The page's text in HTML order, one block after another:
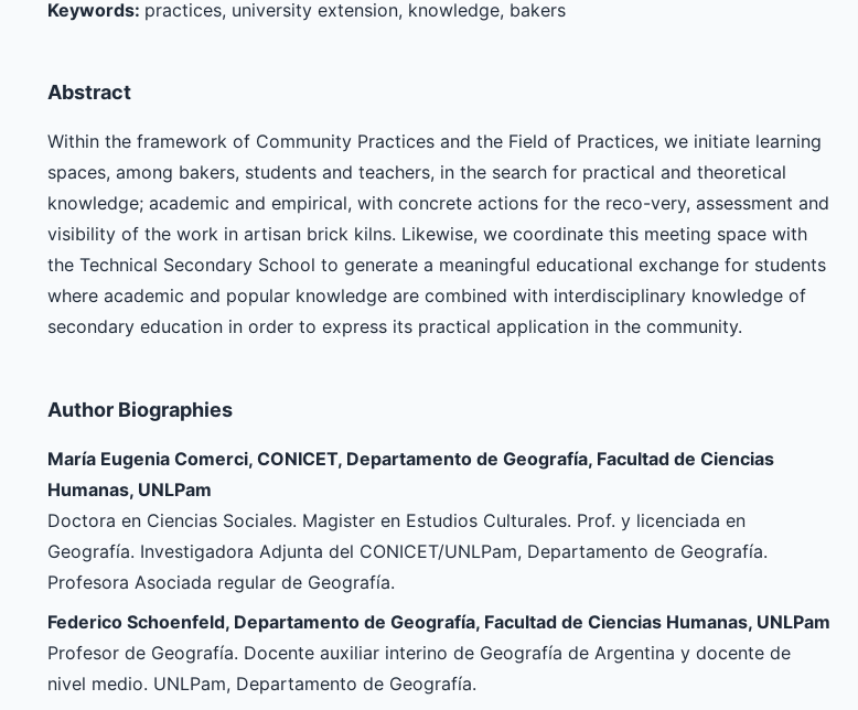
Keywords: practices, university extension, knowledge, bakers
Abstract
Within the framework of Community Practices and the Field of Practices, we initiate learning
spaces, among bakers, students and teachers, in the search for practical and theoretical
knowledge; academic and empirical, with concrete actions for the reco-very, assessment and
visibility of the work in artisan brick kilns. Likewise, we coordinate this meeting space with
the Technical Secondary School to generate a meaningful educational exchange for students
where academic and popular knowledge are combined with interdisciplinary knowledge of
secondary education in order to express its practical application in the community.
Author Biographies
María Eugenia Comerci, CONICET, Departamento de Geografía, Facultad de Ciencias
Humanas, UNLPam
Doctora en Ciencias Sociales. Magister en Estudios Culturales. Prof. y licenciada en
Geografía. Investigadora Adjunta del CONICET/UNLPam, Departamento de Geografía.
Profesora Asociada regular de Geografía.
Federico Schoenfeld, Departamento de Geografía, Facultad de Ciencias Humanas, UNLPam
Profesor de Geografía. Docente auxiliar interino de Geografía de Argentina y docente de
nivel medio. UNLPam, Departamento de Geografía.